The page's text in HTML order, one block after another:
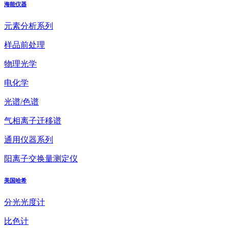
海能仪器
元素分析系列
样品前处理
物理光学
电化学
光谱/色谱
气相离子迁移谱
通用仪器系列
阳离子交换量测定仪
美国哈希
分光光度计
比色计